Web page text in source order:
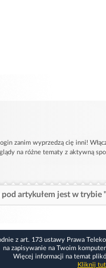
zanim wyprzedzą cię inni!
na różne tematy z aktywną
pod artykułem jest w trybie
z art. 173 ustawy Prawa
na zapisywanie na Twoim
Więcej informacji na temat
Kliknij